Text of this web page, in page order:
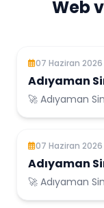
Web
07 Haziran 2026
Adıyaman
🚀 Adıyaman
07 Haziran 2026
Adıyaman
Geliştirme
🚀 Adıyaman